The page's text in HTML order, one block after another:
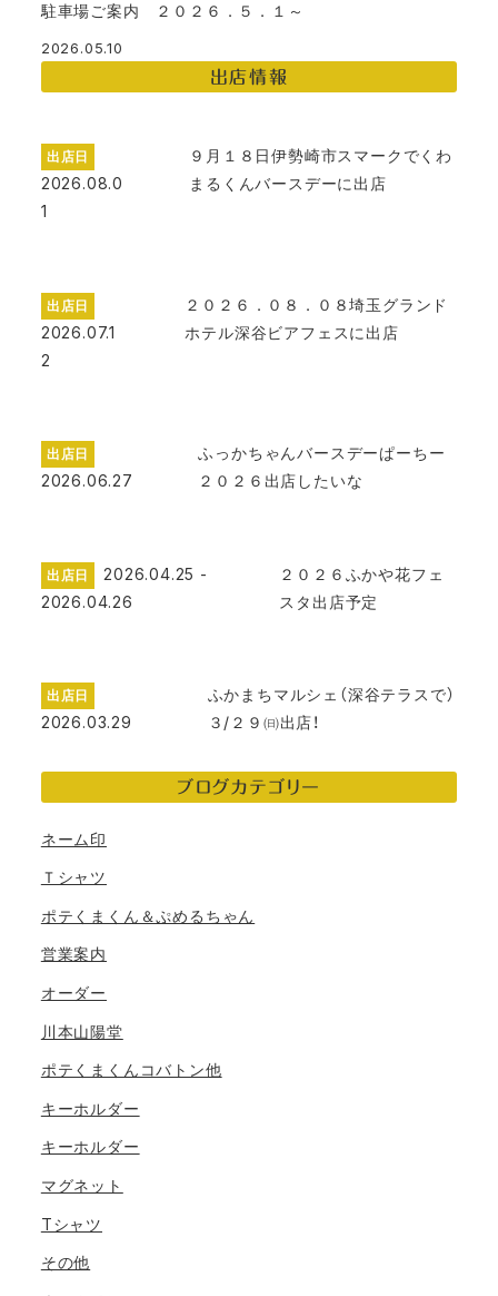
駐車場ご案内 ２０２６．５．１～
2026.05.10
出店情報
出店日
2026.08.0
1
９月１８日伊勢崎市スマークでくわ
まるくんバースデーに出店
出店日
2026.07.1
2
２０２６．０８．０８埼玉グランド
ホテル深谷ビアフェスに出店
出店日
2026.06.27
ふっかちゃんバースデーぱーちー
２０２６出店したいな
出店日
2026.04.25 -
2026.04.26
２０２６ふかや花フェ
スタ出店予定
出店日
2026.03.29
ふかまちマルシェ（深谷テラスで）
３/２９㈰出店！
ブログカテゴリー
ネーム印
Ｔシャツ
ポテくまくん＆ぷめるちゃん
営業案内
オーダー
川本山陽堂
ポテくまくんコバトン他
キーホルダー
キーホルダー
マグネット
Tシャツ
その他